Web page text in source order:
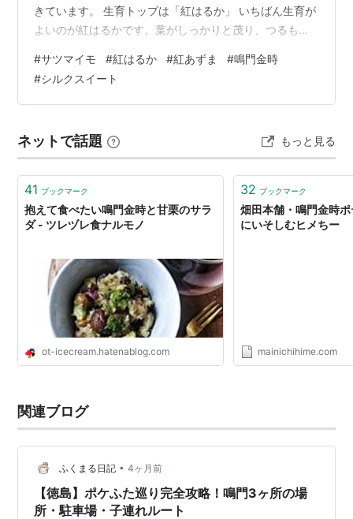
きています。 生育トップは「紅はるか」 いちばん生育が
よいのが紅はるかです。葉がしっかりと茂り、つるも順
下では芋づくりの準備が着々と進んでいるように感じま
す。 今年は40本の苗を植えましたが、ほとんど枯れるこ
となく活着してくれました。 次いで順調な「紅あずま」
す。こちらも40本の苗を定植しましたが、ほとんど枯れ
ることなく元気に成長しています。 …
#サツマイモ #紅はるか #紅あずま #鳴門金時
#シルクスイート
ネットで話題 もっと見る
41 ブックマーク
抱えて食べたい鳴門金時と甘栗のサラ
ダ - ツレヅレ食ナルモノ
ot-icecream.hatenablog.com
32 ブックマーク
畑田本舗・鳴門金時
にいそしむヒメちー
mainichihime.com
関連ブログ
ふくまる日記 • 4ヶ月前
【徳島】ポケふた巡り完全攻略！鳴門3ヶ所の場
所・駐車場・子連れルート